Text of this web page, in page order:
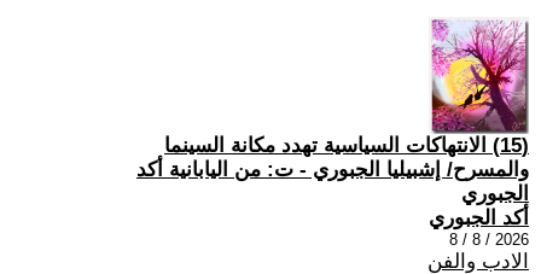
(15) الانتهاكات السياسية تهدد مكانة السينما
والمسرح/ إشبيليا الجبوري - ت: من اليابانية أكد
الجبوري
أكد الجبوري
2026 / 8 / 8
الادب والفن